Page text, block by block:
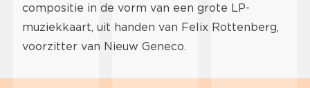
compositie in de vorm van een grote LP-
muziekkaart, uit handen van Felix Rottenberg,
voorzitter van Nieuw Geneco.